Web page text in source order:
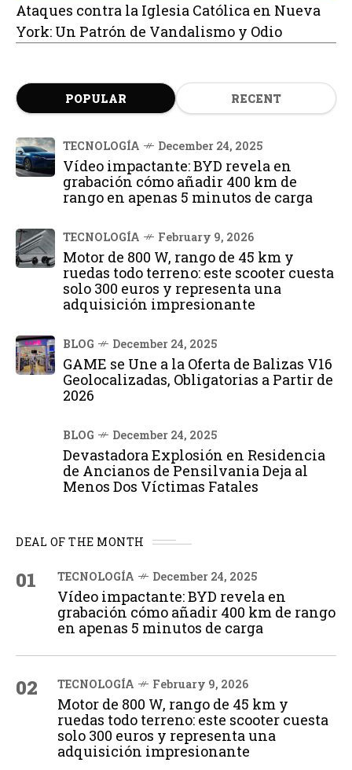
Ataques contra la Iglesia Católica en Nueva
York: Un Patrón de Vandalismo y Odio
POPULAR RECENT
TECNOLOGÍA December 24, 2025
Vídeo impactante: BYD revela en
grabación cómo añadir 400 km de
rango en apenas 5 minutos de carga
TECNOLOGÍA February 9, 2026
Motor de 800 W, rango de 45 km y
ruedas todo terreno: este scooter cuesta
solo 300 euros y representa una
adquisición impresionante
BLOG December 24, 2025
GAME se Une a la Oferta de Balizas V16
Geolocalizadas, Obligatorias a Partir de
2026
BLOG December 24, 2025
Devastadora Explosión en Residencia
de Ancianos de Pensilvania Deja al
Menos Dos Víctimas Fatales
DEAL OF THE MONTH
01 TECNOLOGÍA December 24, 2025
Vídeo impactante: BYD revela en
grabación cómo añadir 400 km de rango
en apenas 5 minutos de carga
02 TECNOLOGÍA February 9, 2026
Motor de 800 W, rango de 45 km y
ruedas todo terreno: este scooter cuesta
solo 300 euros y representa una
adquisición impresionante